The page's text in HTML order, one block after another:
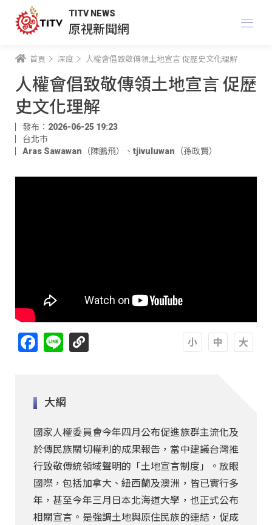
TITV NEWS
原視新聞網
首頁 深度 人權會倡致敬傳領土地宣言 促歷史文化理解
人權會倡致敬傳領土地宣言 促歷
史文化理解
發布：2026-06-25 19:23
台北市
Aras Sawawan（陳鵬飛）
、 tjivuluwan（孫政賢）
Facebook
Line
大綱
國家人權委員會今年四月公布促進族群主流化及
於傳民族關切權利的成果報告，當中建議台灣推
行致敬傳統領域聲明的「土地宣言制度」。放眼
國際，包括加拿大、紐西蘭及澳洲，皆已實行多
年，甚至今年三月日本北海道大學，也正式公布
相關宣言。是強調土地與原住民族的連結，促成